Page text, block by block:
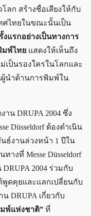
ก สร้างชื่อเสียงให้กับ
ศไทยในขณะนั้นเป็น
งแรกอย่างเป็นทางการ
มพ์ไทย แสดงให้เห็นถึง
ป็นรองใครในโลกและ
ผู้นำด้านการพิมพ์ใน
น DRUPA 2004 ซึ่ง
Düsseldorf ต้องดำเนิน
นธ์งานล่วงหน้า 1 ปีใน
างที่ Messe Düsseldorf
2004 ร่วมกับ
ดคุยและแลกเปลี่ยนกับ
น DRUPA เกี่ยวกับ
พ์แห่งชาติ” ที่